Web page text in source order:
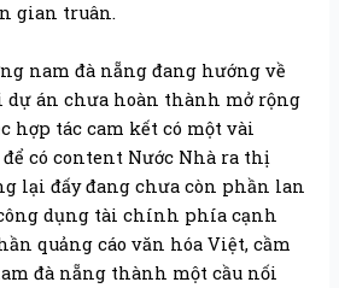
gian truân.
nam đà nẵng đang hướng về
dự án chưa hoàn thành mở rộng
hợp tác cam kết có một vài
có content Nước Nhà ra thị
lại đấy đang chưa còn phần lan
dụng tài chính phía cạnh
quảng cáo văn hóa Việt, cầm
đà nẵng thành một cầu nối